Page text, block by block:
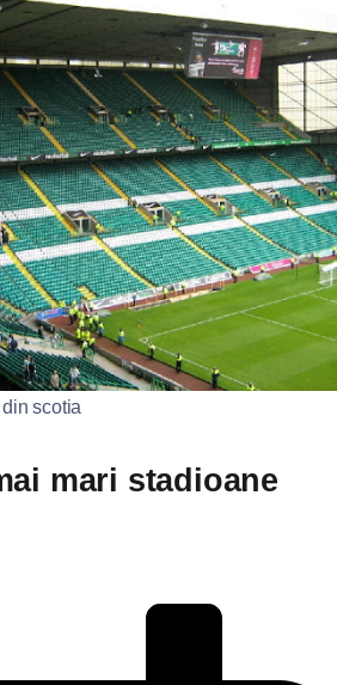
scotia
mari stadioane